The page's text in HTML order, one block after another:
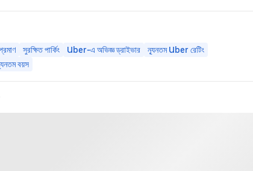
সুরক্ষিত পার্কিং Uber-এ অভিজ্ঞ ড্রাইভার
ন্যূনতম Uber রেটিং
বয়স